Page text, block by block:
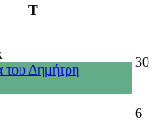
Τ
του Δημήτρη
30
6